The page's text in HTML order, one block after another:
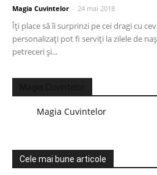
Magia Cuvintelor - 24 mai 2018
Îți place să îi surprinzi pe cei dragi cu
personalizați pot fi serviți la zilele de
petreceri și...
Magia Cuvintelor
Cele mai bune articole